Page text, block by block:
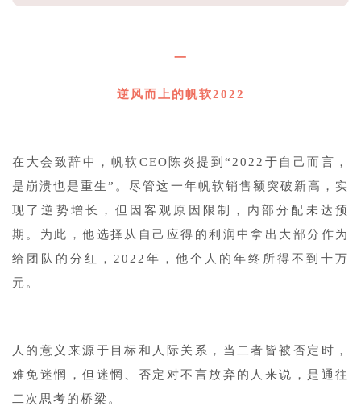
一
逆风而上的帆软2022
在大会致辞中，帆软CEO陈炎提到“2022于自己而言，
是崩溃也是重生”。尽管这一年帆软销售额突破新高，实
现了逆势增长，但因客观原因限制，内部分配未达预
期。为此，他选择从自己应得的利润中拿出大部分作为
给团队的分红，2022年，他个人的年终所得不到十万
元。
人的意义来源于目标和人际关系，当二者皆被否定时，
难免迷惘，但迷惘、否定对不言放弃的人来说，是通往
二次思考的桥梁。